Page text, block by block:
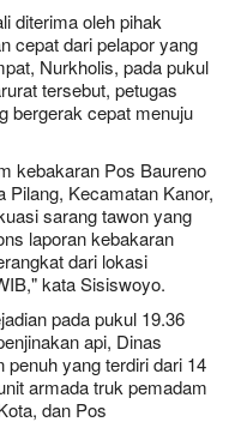
diterima oleh pihak
cepat dari pelapor yang
Nurkholis, pada pukul
tersebut, petugas
bergerak cepat menuju
kebakaran Pos Baureno
Pilang, Kecamatan Kanor,
sarang tawon yang
laporan kebakaran
dari lokasi
kata Sisiswoyo.
pada pukul 19.36
api, Dinas
yang terdiri dari 14
armada truk pemadam
dan Pos